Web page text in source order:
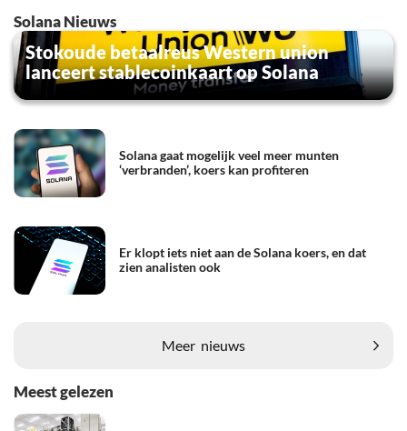
Solana Nieuws
Stokoude betaalreus Western union
lanceert stablecoinkaart op Solana
Solana gaat mogelijk veel meer munten
‘verbranden’, koers kan profiteren
Er klopt iets niet aan de Solana koers, en dat
zien analisten ook
Meer nieuws
Meest gelezen